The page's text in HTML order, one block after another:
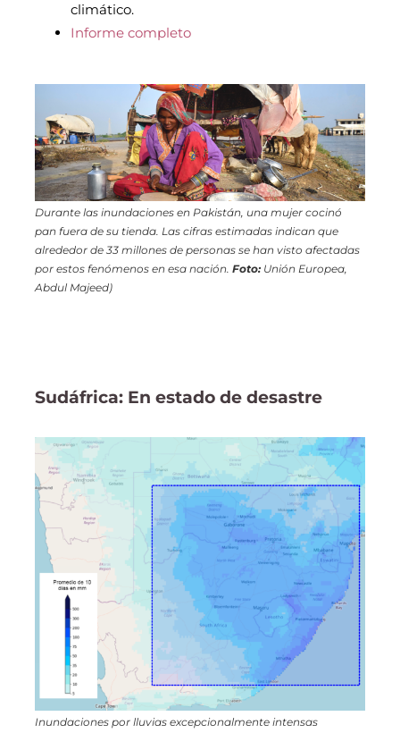
climático.
Informe completo
Durante las inundaciones en Pakistán, una mujer cocinó
pan fuera de su tienda. Las cifras estimadas indican que
alrededor de 33 millones de personas se han visto afectadas
por estos fenómenos en esa nación. Foto: Unión Europea,
Abdul Majeed)
Sudáfrica: En estado de desastre
Inundaciones por lluvias excepcionalmente intensas